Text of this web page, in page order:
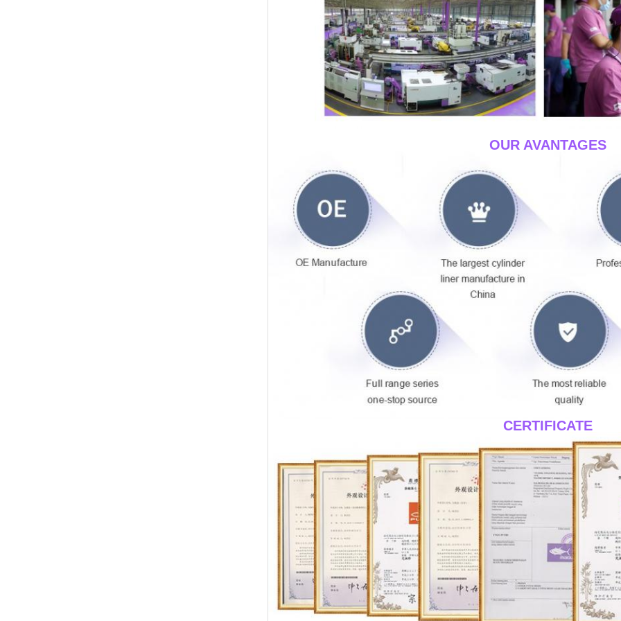
____OUR AVANTAGES__
____CERTIFICATE__